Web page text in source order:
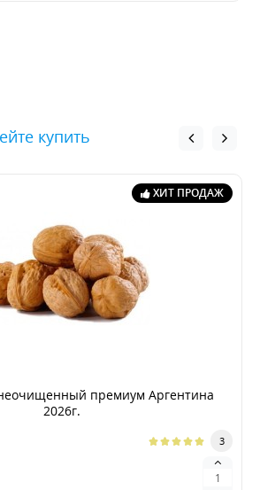
купить
ХИТ ПРОДАЖ
премиум Аргентина
2026г.
3